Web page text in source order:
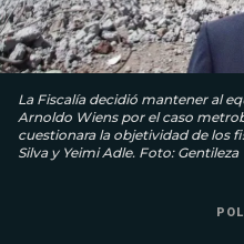
La Fiscalía decidió mantener al
Arnoldo Wiens por el caso
cuestionara la objetividad de los
Silva y Yeimi Adle. Foto: Gentileza